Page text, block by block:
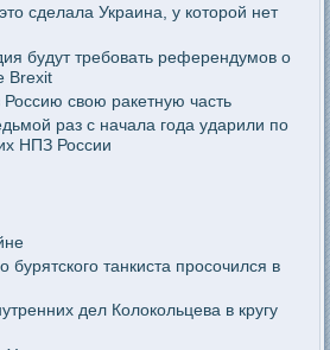
сделала Украина, у которой нет
будут требовать референдумов о
Brexit
свою ракетную часть
раз с начала года ударили по
НПЗ России
танкиста просочился в
дел Колокольцева в кругу